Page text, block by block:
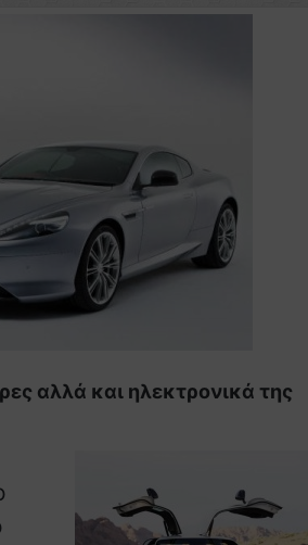
αλλά και ηλεκτρονικά της